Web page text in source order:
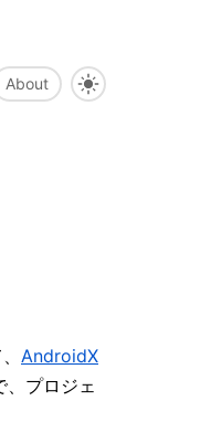
About
AndroidX
プロジェ